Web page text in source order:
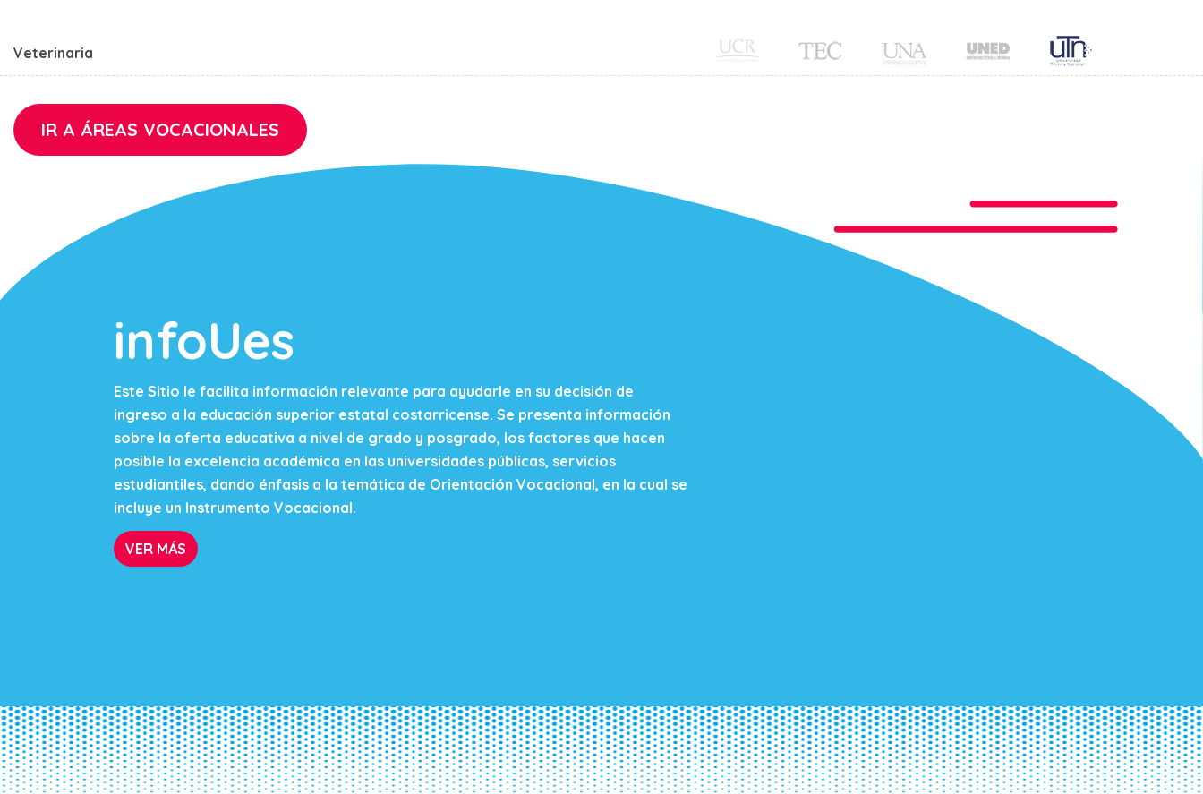
Veterinaria
IR A ÁREAS VOCACIONALES
infoUes
Este Sitio le facilita información relevante para ayudarle en su decisión de
ingreso a la educación superior estatal costarricense. Se presenta información
sobre la oferta educativa a nivel de grado y posgrado, los factores que hacen
posible la excelencia académica en las universidades públicas, servicios
estudiantiles, dando énfasis a la temática de Orientación Vocacional, en la cual se
incluye un Instrumento Vocacional.
VER MÁS